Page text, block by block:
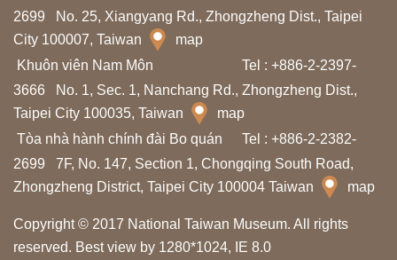
t
i
n
t
h
a
m
q
u
a
2699
No. 25, Xiangyang Rd., Zhongzheng Dist., Taipei
City 100007, Taiwan
map
Khuôn viên Nam Môn
Tel : +886-2-2397-
3666
No. 1, Sec. 1, Nanchang Rd., Zhongzheng Dist.,
Taipei City 100035, Taiwan
map
Tòa nhà hành chính đài Bo quán
Tel : +886-2-2382-
2699
7F, No. 147, Section 1, Chongqing South Road,
Zhongzheng District, Taipei City 100004 Taiwan
map
Copyright © 2017 National Taiwan Museum. All rights
reserved. Best view by 1280*1024, IE 8.0